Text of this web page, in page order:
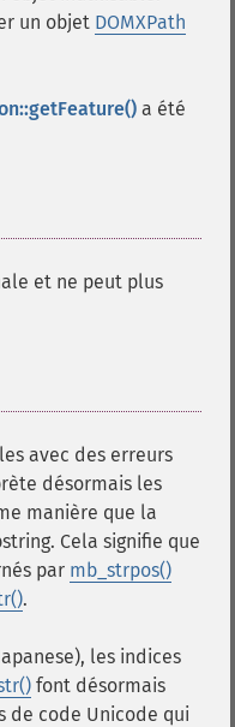
un objet DOMXPath
a été
et ne peut plus
avec des erreurs
désormais les
manière que la
Cela signifie que
par mb_strpos()
.
les indices
font désormais
de code Unicode qui